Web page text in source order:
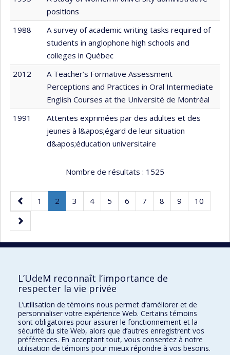
positions
1988
A survey of academic writing tasks required of
students in anglophone high schools and
colleges in Québec
2012
A Teacher’s Formative Assessment
Perceptions and Practices in Oral Intermediate
English Courses at the Université de Montréal
1991
Attentes exprimées par des adultes et des
jeunes à l&apos;égard de leur situation
d&apos;éducation universitaire
Nombre de résultats : 1525
Page
précédente
Page
1 Page
2
Page
Page
3 Page
4 Page
5 Page
6 Page
7 Page
8 Page
9 Page
10
Page
suivante
Faculté des sciences de l'éducation
Pavillon Marie-Victorin
90, avenue Vincent-d'Indy
Montréal (Québec) H2V 2S9
L’UdeM reconnaît l’importance de
respecter la vie privée
L’utilisation de témoins nous permet d’améliorer et de
personnaliser votre expérience Web. Certains témoins
sont obligatoires pour assurer le fonctionnement et la
sécurité du site Web, alors que d’autres enregistrent vos
préférences. En acceptant tout, vous consentez à notre
utilisation de témoins pour mieux répondre à vos besoins.